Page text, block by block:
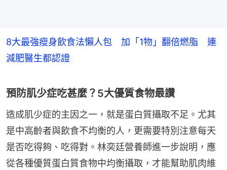
8大最強瘦身飲食法懶人包 加「1物」翻倍燃脂 連
減肥醫生都認證
預防肌少症吃甚麼？5大優質食物最讚
造成肌少症的主因之一，就是蛋白質攝取不足。尤其
是中高齡者與飲食不均衡的人，更需要特別注意每天
是否吃得夠、吃得對。林奕廷營養師進一步說明，應
從各種優質蛋白質食物中均衡攝取，才能幫助肌肉維